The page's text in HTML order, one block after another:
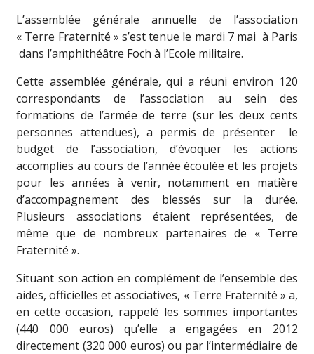
L’assemblée générale annuelle de l’association
« Terre Fraternité » s’est tenue le mardi 7 mai à Paris
dans l’amphithéâtre Foch à l’Ecole militaire.
Cette assemblée générale, qui a réuni environ 120
correspondants de l’association au sein des
formations de l’armée de terre (sur les deux cents
personnes attendues), a permis de présenter
le
budget de l’association, d’évoquer les actions
accomplies au cours de l’année écoulée et les projets
pour les années à venir, notamment en matière
d’accompagnement des blessés sur la durée.
Plusieurs associations étaient représentées, de
même que de nombreux partenaires de « Terre
Fraternité ».
Situant son action en complément de l’ensemble des
aides, officielles et associatives, « Terre Fraternité » a,
en cette occasion, rappelé les sommes importantes
(440 000 euros) qu’elle a engagées en 2012
directement (320 000 euros) ou par l’intermédiaire de